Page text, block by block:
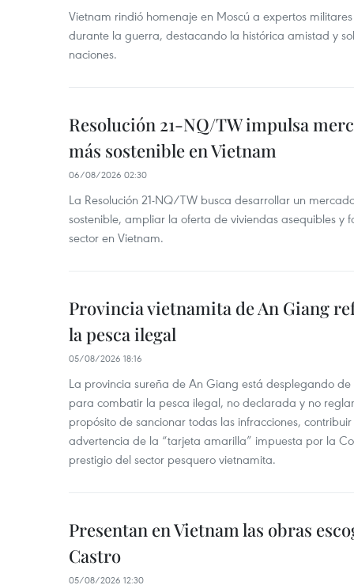
Vietnam rindió homenaje en Moscú a expertos
durante la guerra, destacando la histórica amistad y
naciones.
Resolución 21-NQ/TW impulsa
más sostenible en Vietnam
06/08/2026 02:30
La Resolución 21-NQ/TW busca desarrollar un
sostenible, ampliar la oferta de viviendas asequibles y
sector en Vietnam.
Provincia vietnamita de An Giang
la pesca ilegal
05/08/2026 18:16
La provincia sureña de An Giang está desplegando
para combatir la pesca ilegal, no declarada y no
propósito de sancionar todas las infracciones,
advertencia de la “tarjeta amarilla” impuesta por la
prestigio del sector pesquero vietnamita.
Presentan en Vietnam las obras
Castro
05/08/2026 12:30